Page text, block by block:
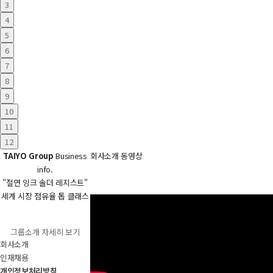
3
4
5
6
7
8
9
10
11
12
회사소개 동영상
TAIYO Group Business
info.
"절연 잉크 솔더 레지스트"
세계 시장 점유율 톱 클래스
그룹소개 자세히 보기
회사소개
인재채용